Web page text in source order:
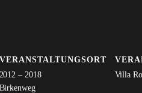
VERANSTALTUNGSORT
2012 – 2018
Birkenweg
Villa